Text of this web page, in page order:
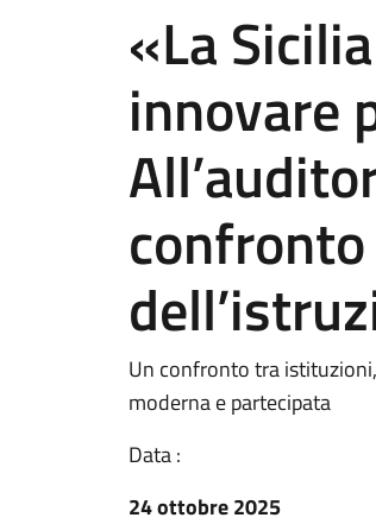
«La
innovare
Un confronto tra
moderna e partecipata
Data :
24 ottobre 2025